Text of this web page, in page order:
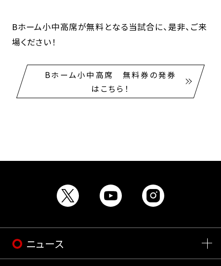
Bホーム小中高席が無料となる当試合に、是非、ご来
場ください！
Bホーム小中高席 無料券の発券
はこちら！
ニュース